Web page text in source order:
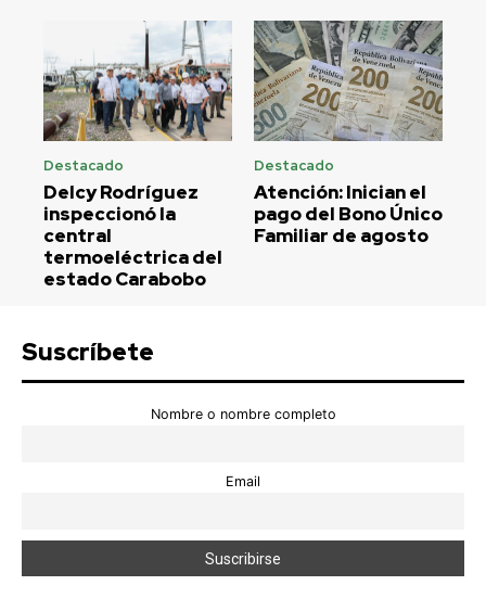
Destacado
Delcy Rodríguez
inspeccionó la
central
termoeléctrica del
estado Carabobo
Destacado
Atención: Inician el
pago del Bono Único
Familiar de agosto
Suscríbete
Nombre o nombre completo
Email